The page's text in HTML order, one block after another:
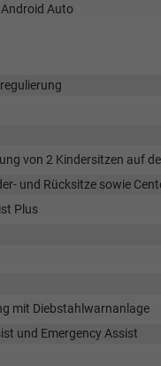
Auto
von 2 Kindersitzen auf
und Rücksitze sowie
Plus
mit Diebstahlwarnanlage
und Emergency Assist